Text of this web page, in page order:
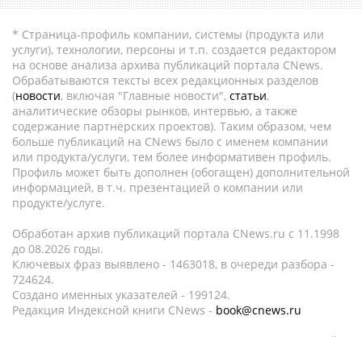
* Страница-профиль компании, системы (продукта или
услуги), технологии, персоны и т.п. создается редактором
на основе анализа архива публикаций портала CNews.
Обрабатываются тексты всех редакционных разделов
(новости, включая "Главные новости", статьи,
аналитические обзоры рынков, интервью, а также
содержание партнёрских проектов). Таким образом, чем
больше публикаций на CNews было с именем компании
или продукта/услуги, тем более информативен профиль.
Профиль может быть дополнен (обогащен) дополнительной
информацией, в т.ч. презентацией о компании или
продукте/услуге.
Обработан архив публикаций портала CNews.ru c 11.1998
до 08.2026 годы.
Ключевых фраз выявлено - 1463018, в очереди разбора -
724624.
Создано именных указателей - 199124.
Редакция Индексной книги CNews - book@cnews.ru